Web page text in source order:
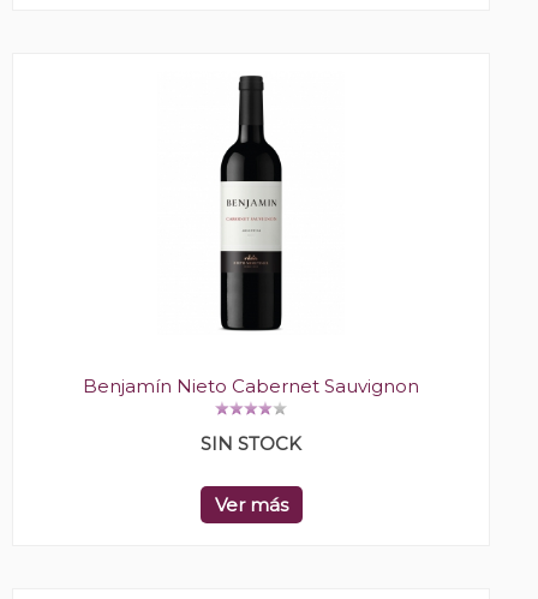
Benjamín Nieto Cabernet Sauvignon
SIN STOCK
Ver más